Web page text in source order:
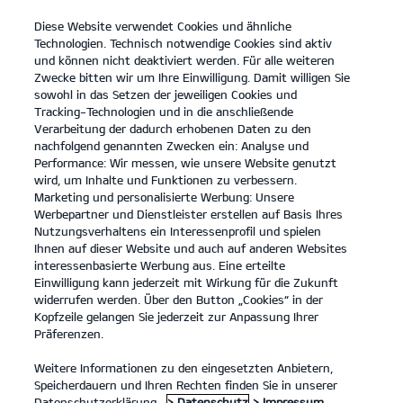
open
menu
KONTAKT
BARRIEREFREIHEIT
BARRIEREFREIHEIT
Barrierefreiheitserklärung
Erstellt am: 3. Juni 2025
Letzte Aktualisierung: 29. Juli 2025
Einleitung
Dienstleistungen barrierefrei zu gestalten, in
Übereinstimmung mit dem
Diese Website verwendet Cookies und ähnliche
Technologien. Technisch notwendige Cookies sind aktiv
und können nicht deaktiviert werden. Für alle weiteren
Zwecke bitten wir um Ihre Einwilligung. Damit willigen Sie
sowohl in das Setzen der jeweiligen Cookies und
Tracking-Technologien und in die anschließende
Verarbeitung der dadurch erhobenen Daten zu den
nachfolgend genannten Zwecken ein: Analyse und
Performance: Wir messen, wie unsere Website genutzt
wird, um Inhalte und Funktionen zu verbessern.
Marketing und personalisierte Werbung: Unsere
Werbepartner und Dienstleister erstellen auf Basis Ihres
Nutzungsverhaltens ein Interessenprofil und spielen
Ihnen auf dieser Website und auch auf anderen Websites
interessenbasierte Werbung aus. Eine erteilte
Einwilligung kann jederzeit mit Wirkung für die Zukunft
widerrufen werden. Über den Button „Cookies“ in der
Kopfzeile gelangen Sie jederzeit zur Anpassung Ihrer
Präferenzen.
Weitere Informationen zu den eingesetzten Anbietern,
Speicherdauern und Ihren Rechten finden Sie in unserer